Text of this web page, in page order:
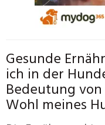
Gesunde
ich in der
Bedeutung
Wohl meines